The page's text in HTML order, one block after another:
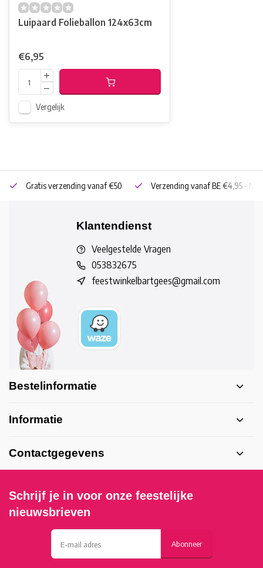
Luipaard Folieballon 124x63cm
€6,95
Vergelijk
Gratis verzending vanaf €50 Verzending vanaf BE €4,95 - NL
Klantendienst
Veelgestelde Vragen
053832675
feestwinkelbartgees@gmail.com
Bestelinformatie
Informatie
Contactgegevens
Schrijf je in voor onze feestelijke
nieuwsbrieven
Abonneer